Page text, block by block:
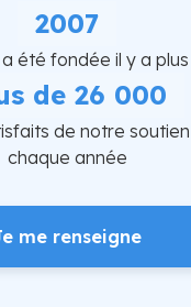
2007
été fondée il y a plus
de 26 000
de notre
chaque année
me renseigne